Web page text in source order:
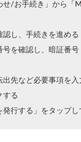
せ/お手続き」から「
認し、手続きを進める
号を確認し、暗証番号
出先など必要事項を入
する
発行する」をタップし